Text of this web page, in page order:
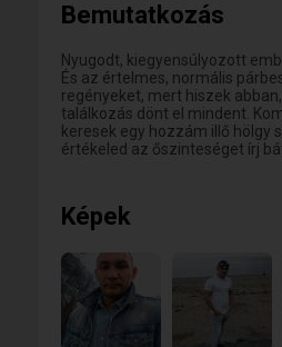
Bemutatkozás
Nyugodt, kiegyensúlyozott
És az értelmes, normális
regényeket, mert hiszek
találkozás dönt el mindent.
keresek egy hozzám illő hölgy
értékeled az őszinteséget írj
Képek